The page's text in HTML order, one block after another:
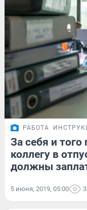
РАБОТА
За себя и
коллегу в
должны
5 июня, 2019, 05:00